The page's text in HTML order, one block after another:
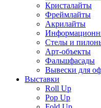
Кристалайты
Фреймлайты
Акрилайты
Стелы и
Арт-объекты
Фальшфасады
Вывески для
Выставки
Roll Up
Pop Up